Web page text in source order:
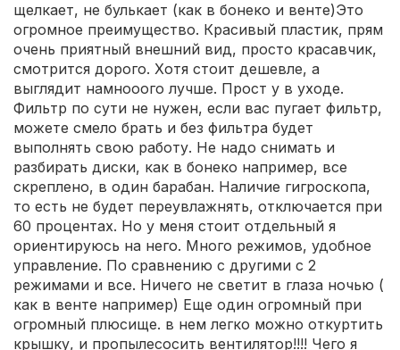
щелкает, не булькает (как в бонеко и венте)Это
огромное преимущество. Красивый пластик, прям
очень приятный внешний вид, просто красавчик,
смотрится дорого. Хотя стоит дешевле, а
выглядит намнооого лучше. Прост у в уходе.
Фильтр по сути не нужен, если вас пугает фильтр,
можете смело брать и без фильтра будет
выполнять свою работу. Не надо снимать и
разбирать диски, как в бонеко например, все
скреплено, в один барабан. Наличие гигроскопа,
то есть не будет переувлажнять, отключается при
60 процентах. Но у меня стоит отдельный я
ориентируюсь на него. Много режимов, удобное
управление. По сравнению с другими с 2
режимами и все. Ничего не светит в глаза ночью (
как в венте например) Еще один огромный при
огромный плюсище. в нем легко можно откуртить
крышку, и пропылесосить вентилятор!!!! Чего я